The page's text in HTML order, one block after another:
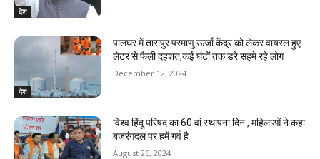
देश
देश
पालघर में तारापुर परमाणु ऊर्जा केंद्र को लेकर वायरल हुए
लेटर से फैली दहशत,कई घंटों तक डरे सहमे रहे लोग
December 12, 2024
विश्व हिंदू परिषद का 60 वां स्थापना दिन , महिलाओं ने कहा
बजरंगदल पर हमें गर्व है
August 26, 2024